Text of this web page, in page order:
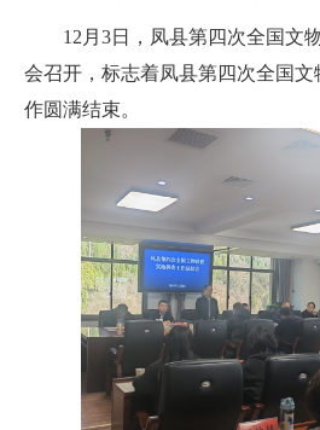
12月3日，凤县第四次全国文
会召开，标志着凤县第四次全国
作圆满结束。